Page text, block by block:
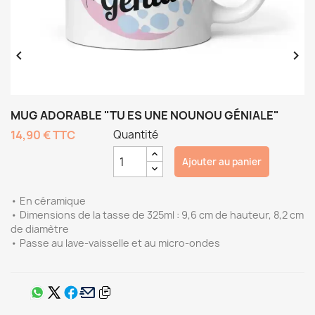
 
MUG ADORABLE "TU ES UNE NOUNOU GÉNIALE"
14,90 €TTC
• En céramique
• Dimensions de la tasse de 325ml : 9,6 cm de hauteur, 8,2 cm
de diamètre
• Passe au lave-vaisselle et au micro-ondes
Quantité
Ajouter au panier